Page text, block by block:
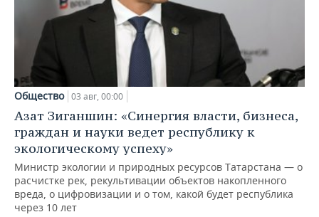
Общество 03 авг, 00:00
Азат Зиганшин: «Синергия власти, бизнеса,
граждан и науки ведет республику к
экологическому успеху»
Министр экологии и природных ресурсов Татарстана — о
расчистке рек, рекультивации объектов накопленного
вреда, о цифровизации и о том, какой будет республика
через 10 лет